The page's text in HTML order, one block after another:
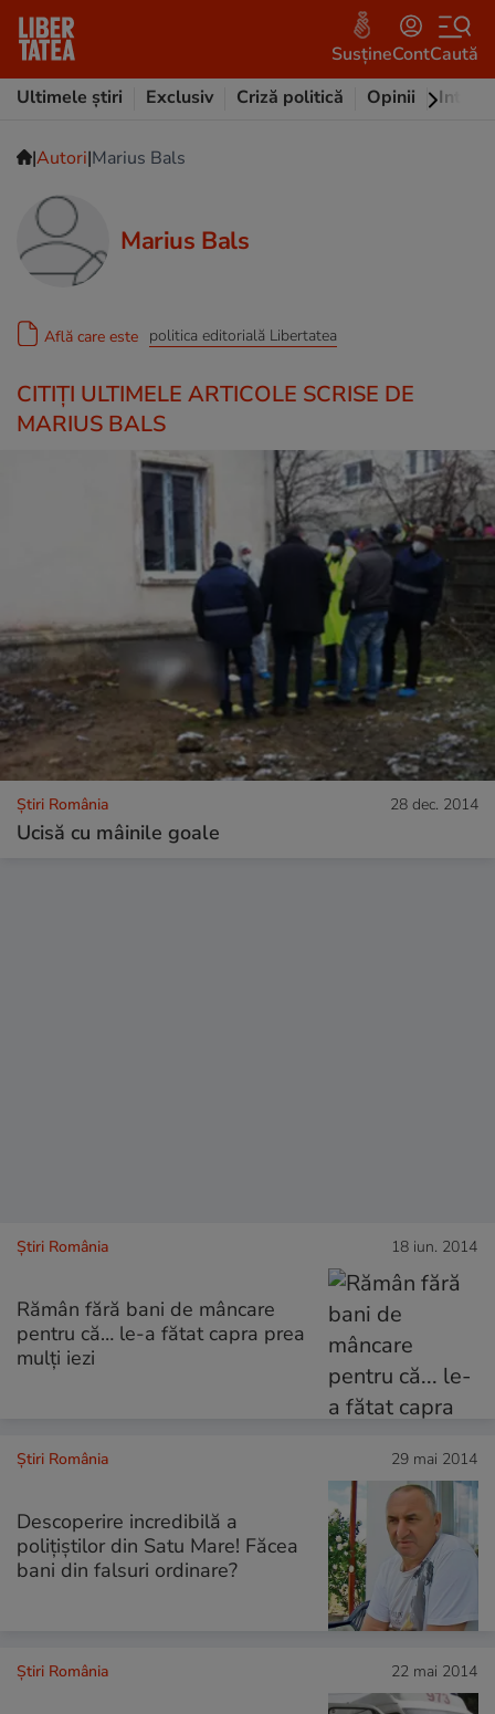
SusțineContCaută
Ultimele știri
Exclusiv Criză politică Opinii
|Autori|Marius Bals
Marius Bals
Află care este politica editorială Libertatea
CITIȚI ULTIMELE ARTICOLE SCRISE DE
MARIUS BALS
Știri România 28 dec. 2014
Ucisă cu mâinile goale
Știri România 18 iun. 2014
Rămân fără bani de mâncare
pentru că… le-a fătat capra prea
mulţi iezi
Știri România 29 mai 2014
Descoperire incredibilă a
poliţiştilor din Satu Mare! Făcea
bani din falsuri ordinare?
Știri România 22 mai 2014